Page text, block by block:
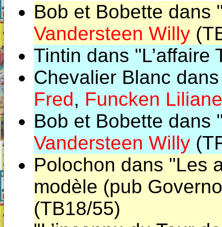
Bob et Bobette dans
Vandersteen Willy
Tintin dans
Chevalier Blanc
Fred, Funcken Liliane
Bob et Bobette dans
Vandersteen Willy
Polochon dans "Les
modèle (pub
(TB18/55)